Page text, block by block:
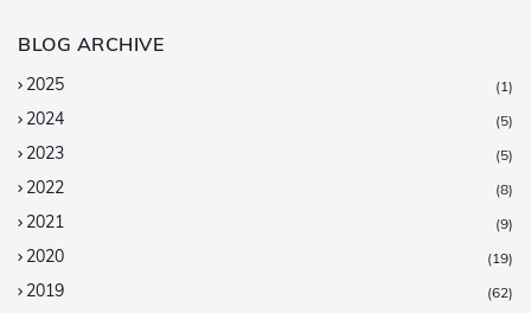
BLOG ARCHIVE
2025 (1)
2024 (5)
2023 (5)
2022 (8)
2021 (9)
2020 (19)
2019 (62)